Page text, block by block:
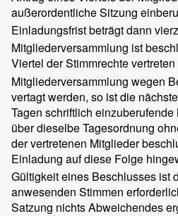
außerordentliche Sitzung
Einladungsfrist beträgt dann
Mitgliederversammlung ist
Viertel der Stimmrechte vertreten
Mitgliederversammlung wegen
vertagt werden, so ist die
Tagen schriftlich
über dieselbe Tagesordnung
der vertretenen Mitglieder
Einladung auf diese Folge
Gültigkeit eines Beschlusses ist
anwesenden Stimmen
Satzung nichts Abweichendes